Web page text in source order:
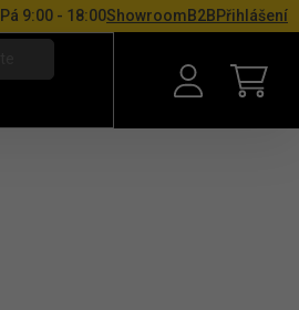
9:00 - 18:00ShowroomB2BPřihlášení